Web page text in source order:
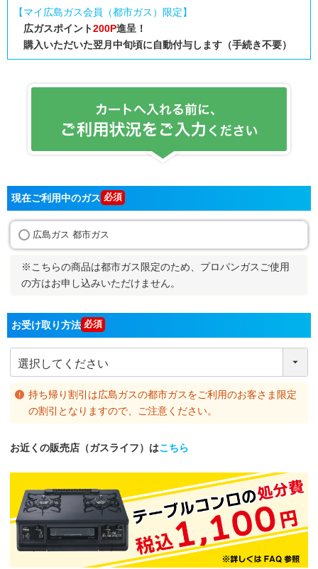
【マイ広島ガス会員（都市ガス）限定】
広ガスポイント200P進呈！
購入いただいた翌月中旬頃に自動付与します（手続き不要）
現在ご利用中のガス
広島ガス 都市ガス
※こちらの商品は都市ガス限定のため、プロパンガスご使用
の方はお申し込みいただけません。
お受け取り方法
持ち帰り割引は広島ガスの都市ガスをご利用のお客さま限定
の割引となりますので、ご注意ください。
お近くの販売店（ガスライフ）はこちら